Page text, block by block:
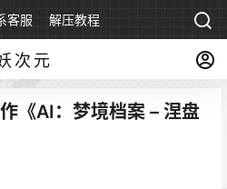
客服 解压教程
次元
《AI：梦境档案 – 涅盘